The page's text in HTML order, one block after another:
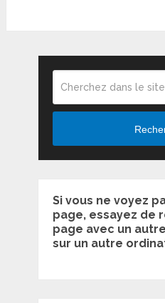
Si vous ne voyez
page, essayez de
page avec un
sur un autre